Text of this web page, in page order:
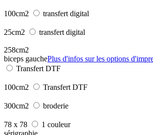
100cm2 transfert digital
25cm2 transfert digital
258cm2
biceps gauchePlus d'infos sur les options
Transfert DTF
100cm2 Transfert DTF
300cm2 broderie
78 x 78
1 couleur
sérigraphie